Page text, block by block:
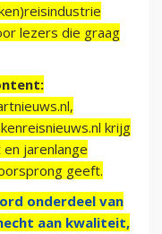
lezers die graag
krijg
jarenlange
geeft.
onderdeel van
aan kwaliteit,